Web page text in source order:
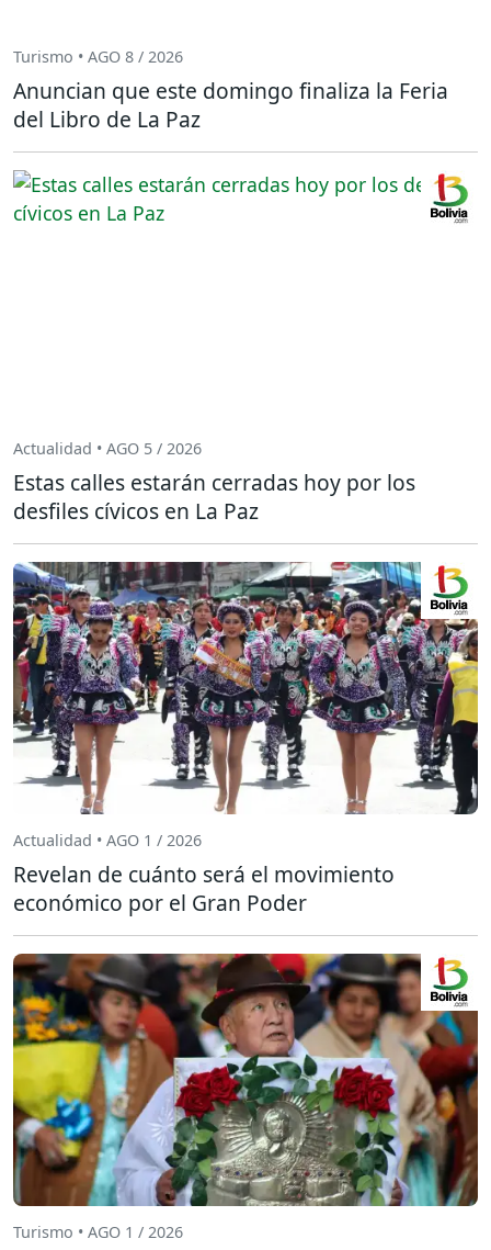
Turismo • AGO 8 / 2026
Anuncian que este domingo finaliza la Feria
del Libro de La Paz
Actualidad • AGO 5 / 2026
Estas calles estarán cerradas hoy por los
desfiles cívicos en La Paz
Actualidad • AGO 1 / 2026
Revelan de cuánto será el movimiento
económico por el Gran Poder
Turismo • AGO 1 / 2026